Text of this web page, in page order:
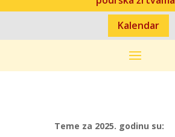
Kalendar
Teme za 2025. godinu su: